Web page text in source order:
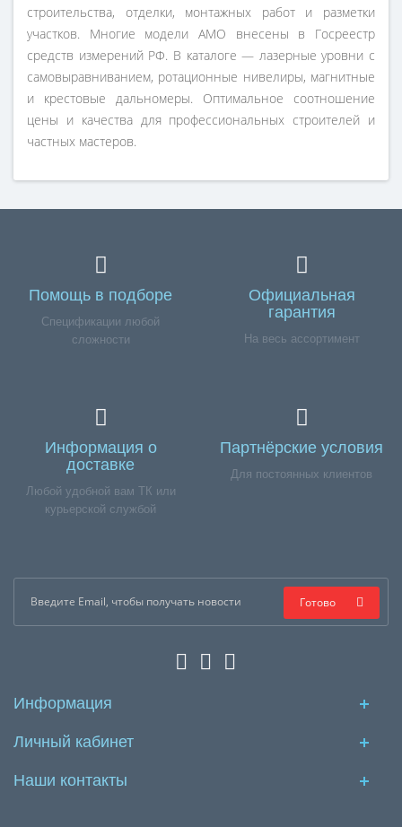
строительства, отделки, монтажных работ и разметки
участков. Многие модели AMO внесены в Госреестр
средств измерений РФ. В каталоге — лазерные уровни с
самовыравниванием, ротационные нивелиры, магнитные
и крестовые дальномеры. Оптимальное соотношение
цены и качества для профессиональных строителей и
частных мастеров.
Помощь в подборе
Спецификации любой
сложности
Официальная
гарантия
На весь ассортимент
Информация о
доставке
Любой удобной вам ТК или
курьерской службой
Партнёрские условия
Для постоянных клиентов
Готово
Информация
Личный кабинет
Наши контакты